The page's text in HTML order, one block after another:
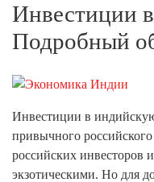
Инвестиции
Подробный
Инвестиции в
привычного
российских инвесторов
экзотическими. Но для